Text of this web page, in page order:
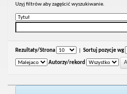
Uzyj filtrów aby zagęścić wyszukiwanie.
Rezultaty/Strona Sortuj pozycje wg
Autorzy/rekord